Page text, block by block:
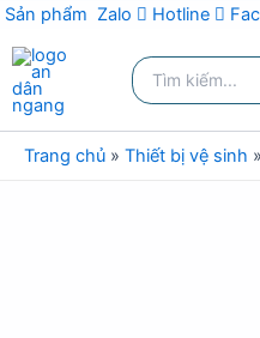
Sản phẩm Zalo Hotline
Nhảy
tới
nội
dung
Tìm
kiếm:
kiếm
Trang chủ » Thiết bị vệ sinh »